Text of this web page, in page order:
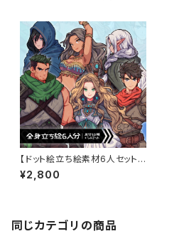
【ドット絵立ち絵素材6人セット】
ファンタジーセットA・冒険パー
ティ男性女性キャラクターイラス
¥2,800
同じカテゴリの商品